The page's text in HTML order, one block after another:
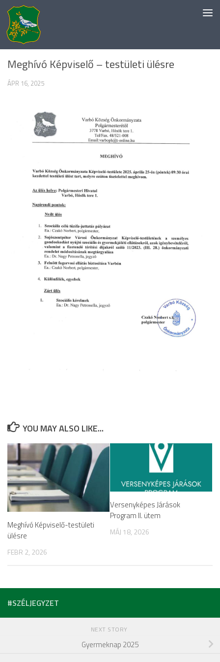
Skip to content
ÖNKORMÁNYZAT
Meghívó Képviselő – testületi ülésre
ÁPR 16, 2025
YOU MAY ALSO LIKE...
Meghívó Képviselő-testületi
ülésre
FEBR 2, 2026
Versenyképes Járások
Program II. ütem
MÁJ 18, 2026
#SZÉLJEGYZET
NEXT STORY
Gyermeknap 2025